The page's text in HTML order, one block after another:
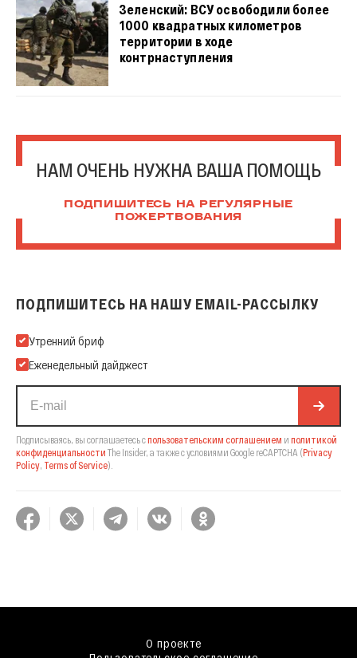
Зеленский: ВСУ освободили более
1000 квадратных километров
территории в ходе
контрнаступления
НАМ ОЧЕНЬ НУЖНА ВАША ПОМОЩЬ
ПОДПИШИТЕСЬ НА РЕГУЛЯРНЫЕ
ПОЖЕРТВОВАНИЯ
ПОДПИШИТЕСЬ НА НАШУ EMAIL-РАССЫЛКУ
Подпишитесь на нашу Email-рассылку
Утренний бриф
Еженедельный дайджест
Подписываясь, вы соглашаетесь спользовательским соглашением и политикой
конфиденциальности The Insider, а также с условиями Google reCAPTCHA (Privacy
Policy, Terms of Service).
О проекте